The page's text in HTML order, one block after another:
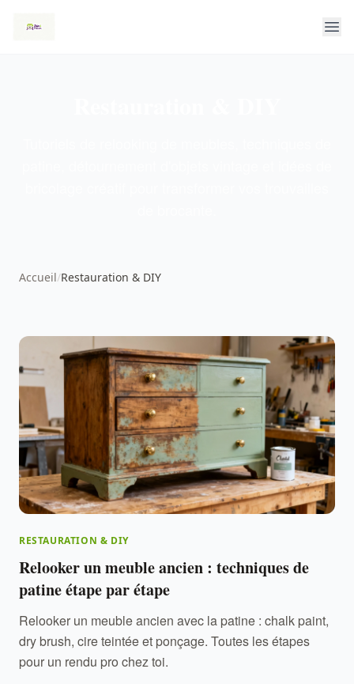
Accueil/Restauration & DIY
RESTAURATION & DIY
Relooker un meuble ancien : techniques de
patine étape par étape
Relooker un meuble ancien avec la patine : chalk paint,
dry brush, cire teintée et ponçage. Toutes les étapes
pour un rendu pro chez toi.